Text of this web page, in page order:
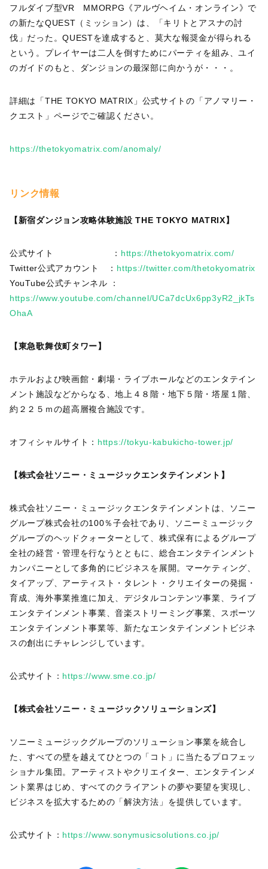
フルダイブ型VR MMORPG《アルヴヘイム・オンライン》で
の新たなQUEST（ミッション）は、「キリトとアスナの討
伐」だった。QUESTを達成すると、莫大な報奨金が得られる
という。プレイヤーは二人を倒すためにパーティを組み、ユイ
のガイドのもと、ダンジョンの最深部に向かうが・・・。
詳細は「THE TOKYO MATRIX」公式サイトの「アノマリー・
クエスト」ページでご確認ください。
https://thetokyomatrix.com/anomaly/
リンク情報
【新宿ダンジョン攻略体験施設 THE TOKYO MATRIX】
公式サイト ： https://thetokyomatrix.com/
Twitter公式アカウント ： https://twitter.com/thetokyomatrix
YouTube公式チャンネル ：
https://www.youtube.com/channel/UCa7dcUx6pp3yR2_jkTs
OhaA
【東急歌舞伎町タワー】
ホテルおよび映画館・劇場・ライブホールなどのエンタテイン
メント施設などからなる、地上４８階・地下５階・塔屋１階、
約２２５ｍの超高層複合施設です。
オフィシャルサイト： https://tokyu-kabukicho-tower.jp/
【株式会社ソニー・ミュージックエンタテインメント】
株式会社ソニー・ミュージックエンタテインメントは、ソニー
グループ株式会社の100％子会社であり、ソニーミュージック
グループのヘッドクォーターとして、株式保有によるグループ
全社の経営・管理を行なうとともに、総合エンタテインメント
カンパニーとして多角的にビジネスを展開。マーケティング、
タイアップ、アーティスト・タレント・クリエイターの発掘・
育成、海外事業推進に加え、デジタルコンテンツ事業、ライブ
エンタテインメント事業、音楽ストリーミング事業、スポーツ
エンタテインメント事業等、新たなエンタテインメントビジネ
スの創出にチャレンジしています。
公式サイト： https://www.sme.co.jp/
【株式会社ソニー・ミュージックソリューションズ】
ソニーミュージックグループのソリューション事業を統合し
た、すべての壁を越えてひとつの「コト」に当たるプロフェッ
ショナル集団。アーティストやクリエイター、エンタテインメ
ント業界はじめ、すべてのクライアントの夢や要望を実現し、
ビジネスを拡大するための「解決方法」を提供しています。
公式サイト： https://www.sonymusicsolutions.co.jp/